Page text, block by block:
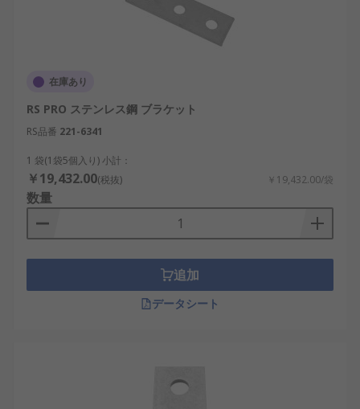
在庫あり
RS PRO ステンレス鋼 ブラケット
RS品番 221-6341
1 袋(1袋5個入り) 小計：
￥19,432.00(税抜) ￥19,432.00/袋
数量
追加
データシート